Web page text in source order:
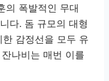
의 폭발적인 무대
다. 돔 규모의 대형
감정선을 모두 유
나비는 매번 이를